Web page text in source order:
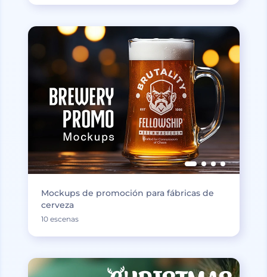
Mockups de promoción para fábricas de
cerveza
10 escenas